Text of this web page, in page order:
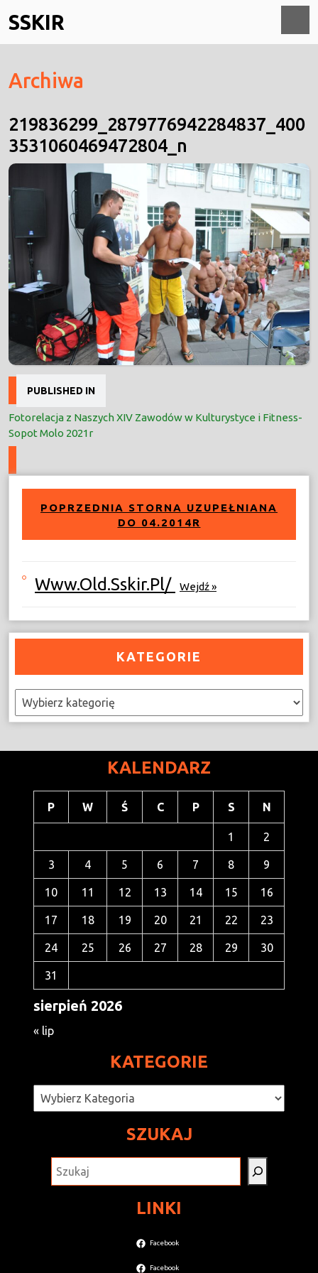
to
content
SSKIR
Archiwa
219836299_2879776942284837_400
3531060469472804_n
Nawigacja
wpisu
PUBLISHED IN
Fotorelacja z Naszych XIV Zawodów w Kulturystyce i Fitness-
Sopot Molo 2021r
POPRZEDNIA STORNA UZUPEŁNIANA
DO 04.2014R
Www.old.sskir.pl/ Wejdź »
KATEGORIE
Kategorie
KALENDARZ
sierpień 2026
P W Ś C P S N
1 2
3 4 5 6 7 8 9
10 11 12 13 14 15 16
17 18 19 20 21 22 23
24 25 26 27 28 29 30
31
« lip
KATEGORIE
Kategorie
SZUKAJ
LINKI
Facebook
Facebook